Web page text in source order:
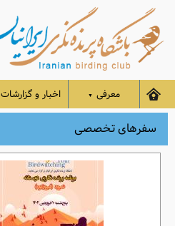
معرفی ▼ اخبار و گزارشات
سفرهای تخصصی